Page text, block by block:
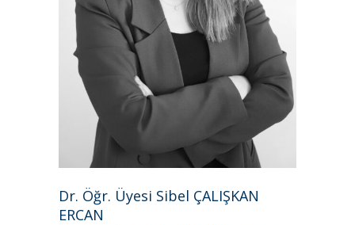
Dr. Öğr. Üyesi Sibel ÇALIŞKAN
ERCAN